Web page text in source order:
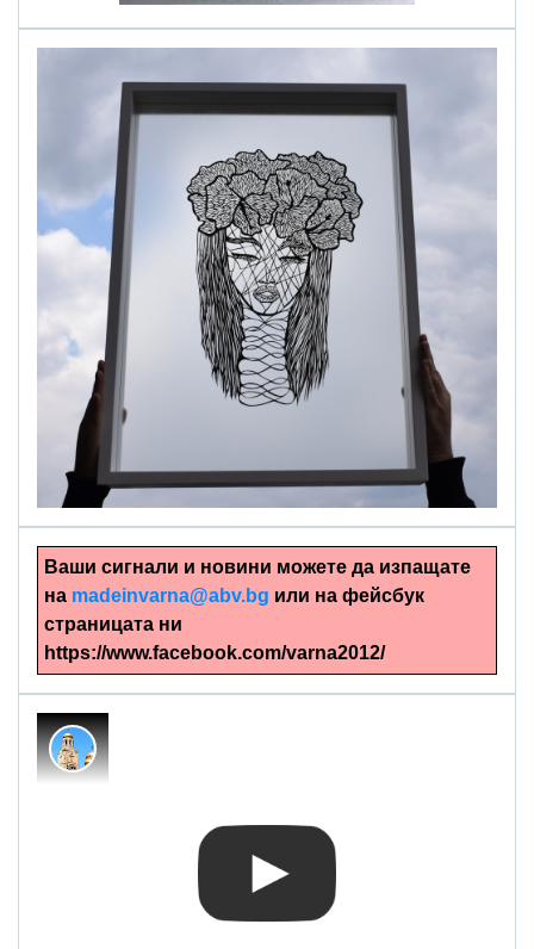
Ръчно изрязани картини
Ваши сигнали и новини можете да изпащате
на madeinvarna@abv.bg или на фейсбук
страницата ни
https://www.facebook.com/varna2012/